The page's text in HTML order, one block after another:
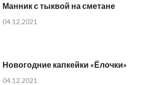
Манник с тыквой на сметане
04.12.2021
Новогодние капкейки «Ёлочки»
04.12.2021